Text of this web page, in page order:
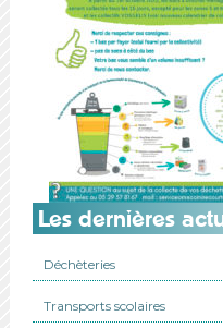
Les dernières
Déchèteries
Transports scolaires